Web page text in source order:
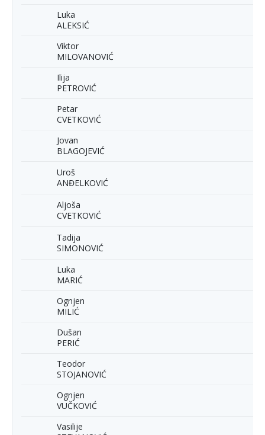
Luka
ALEKSIĆ
Viktor
MILOVANOVIĆ
Ilija
PETROVIĆ
Petar
CVETKOVIĆ
Jovan
BLAGOJEVIĆ
Uroš
ANĐELKOVIĆ
Aljoša
CVETKOVIĆ
Tadija
SIMONOVIĆ
Luka
MARIĆ
Ognjen
MILIĆ
Dušan
PERIĆ
Teodor
STOJANOVIĆ
Ognjen
VUČKOVIĆ
Vasilije